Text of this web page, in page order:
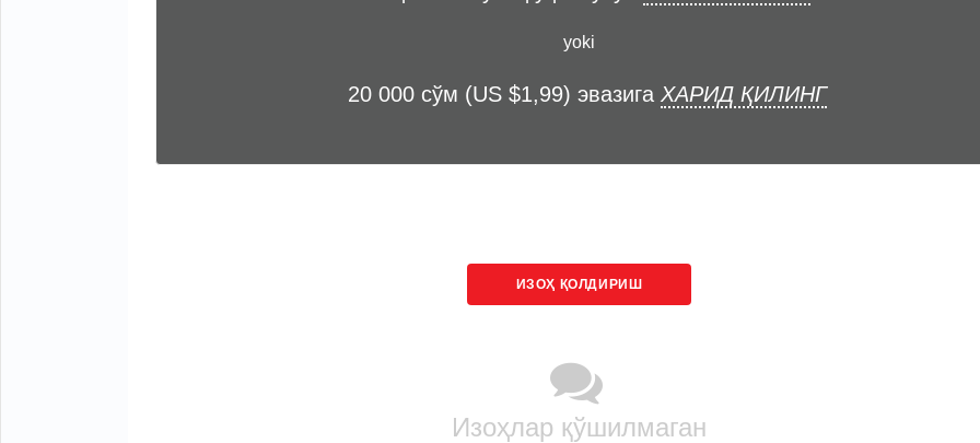
yoki
20 000 сўм (US $1,99) эвазига ХАРИД ҚИЛИНГ
ИЗОҲ ҚОЛДИРИШ
Изоҳлар қўшилмаган